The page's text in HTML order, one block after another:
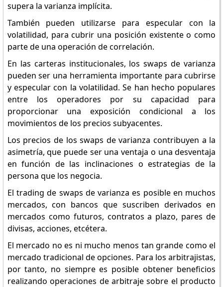
supera la varianza implícita.
También pueden utilizarse para especular con la
volatilidad, para cubrir una posición existente o como
parte de una operación de correlación.
En las carteras institucionales, los swaps de varianza
pueden ser una herramienta importante para cubrirse
y especular con la volatilidad. Se han hecho populares
entre los operadores por su capacidad para
proporcionar una exposición condicional a los
movimientos de los precios subyacentes.
Los precios de los swaps de varianza contribuyen a la
asimetría, que puede ser una ventaja o una desventaja
en función de las inclinaciones o estrategias de la
persona que los negocia.
El trading de swaps de varianza es posible en muchos
mercados, con bancos que suscriben derivados en
mercados como futuros, contratos a plazo, pares de
divisas, acciones, etcétera.
El mercado no es ni mucho menos tan grande como el
mercado tradicional de opciones. Para los arbitrajistas,
por tanto, no siempre es posible obtener beneficios
realizando operaciones de arbitraje sobre el producto